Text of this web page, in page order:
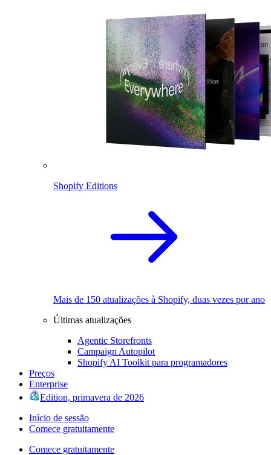
Shopify Editions
Mais de 150 atualizações à Shopify, duas vezes por ano
Últimas atualizações
Agentic Storefronts
Campaign Autopilot
Shopify AI Toolkit para programadores
Preços
Enterprise
Edition, primavera de 2026
Início de sessão
Comece gratuitamente
Comece gratuitamente